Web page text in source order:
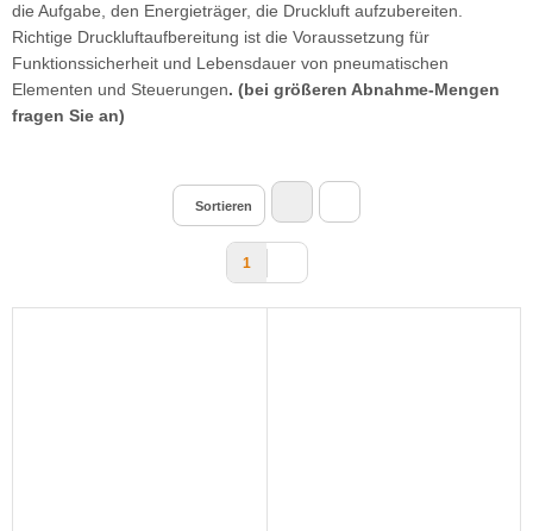
die Aufgabe, den Energieträger, die Druckluft aufzubereiten.
Richtige Druckluftaufbereitung ist die Voraussetzung für
Funktionssicherheit und Lebensdauer von pneumatischen
Elementen und Steuerungen. (bei größeren Abnahme-Mengen
fragen Sie an)
Sortieren
1